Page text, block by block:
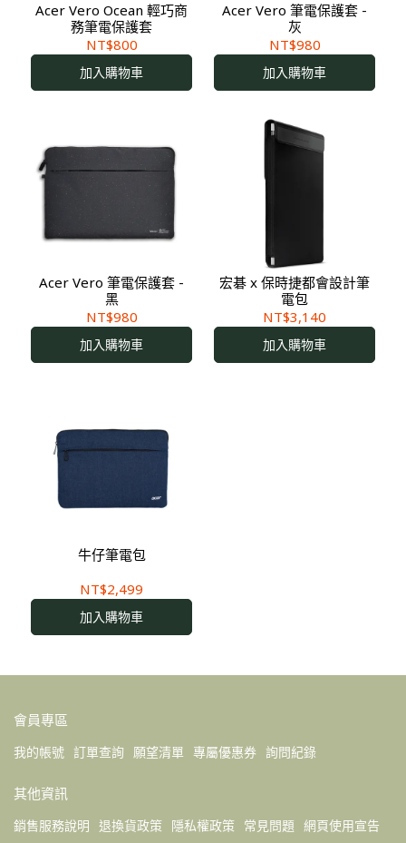
Acer Vero Ocean 輕巧商
務筆電保護套
NT$800
加入購物車
Acer Vero 筆電保護套 -
灰
NT$980
加入購物車
Acer Vero 筆電保護套 -
黑
NT$980
加入購物車
宏碁 x 保時捷都會設計筆
電包
NT$3,140
加入購物車
牛仔筆電包
NT$2,499
加入購物車
會員專區
我的帳號 訂單查詢 願望清單 專屬優惠券 詢問紀錄
其他資訊
銷售服務說明 退換貨政策 隱私權政策 常見問題 網頁使用宣告